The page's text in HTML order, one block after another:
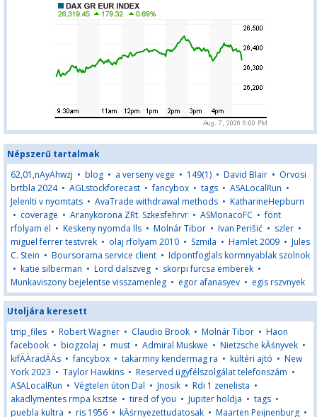
Népszerű tartalmak
62,01,nAyAhwzj • blog • a verseny vege • 149(1) • David Blair • Orvosi
brtbla 2024• AGLstockforecast •fancybox • tags • ASALocalRun •
Jelenlti v nyomtats • AvaTrade withdrawal methods • KatharineHepburn
• coverage • Aranykorona ZRt. Szkesfehrvr • ASMonacoFC •font
rfolyam el • Keskeny nyomda lls • Molnár Tibor • Ivan Perišić • szler •
miguel ferrer testvrek • olaj rfolyam 2010 • Szmila • Hamlet 2009 • Jules
C. Stein • Boursorama service client • Idpontfoglals kormnyablak szolnok
• katie silberman • Lord dalszveg • skorpi furcsa emberek •
Munkaviszony bejelentse visszamenleg • egor afanasyev • egis rszvnyek
Utoljára keresett
tmp_files • Robert Wagner • Claudio Brook • Molnár Tibor • Haon
facebook • biogzolaj • must • Admiral Muskwe • Nietzsche kĂśnyvek •
kifÄÄradÄÄs •fancybox • takarmny kendermag ra • kültéri ajtó • New
York 2023 • Taylor Hawkins • Reserved ügyfélszolgálat telefonszám •
ASALocalRun • Végtelen úton Dal • Jnosik • Rdi 1 zenelista •
akadlymentes rmpa ksztse • tired of you • Jupiter holdja • tags •
puebla kultra • ris 1956 • kĂśrnyezettudatosak • Maarten Peijnenburg •